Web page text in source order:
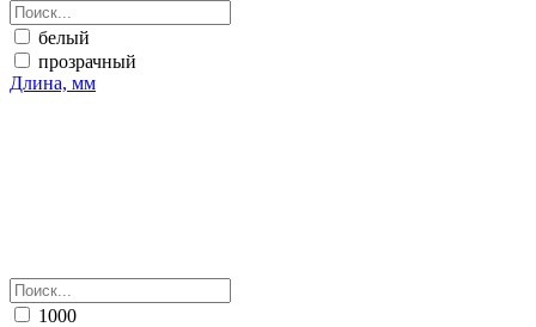
белый
прозрачный
Длина, мм
1000